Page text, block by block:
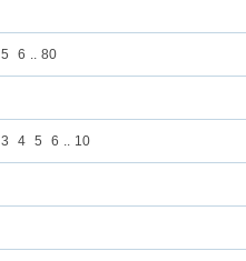
5 6 .. 80
3 4 5 6 .. 10